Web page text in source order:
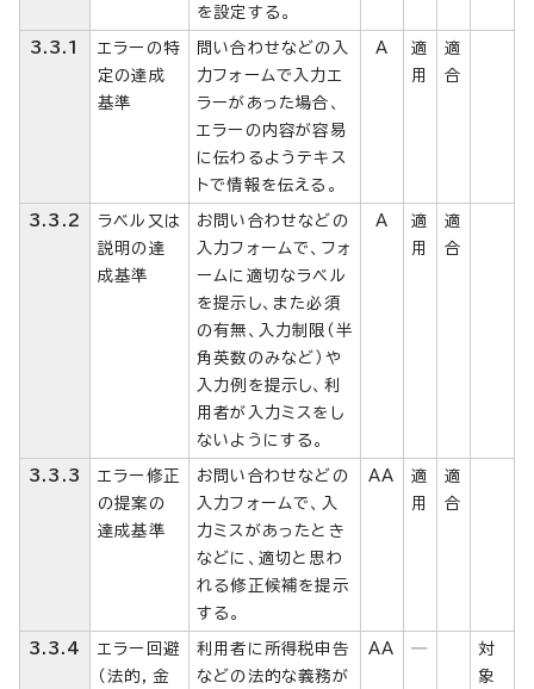
を設定する。
3.3.1
エラーの特
定の達成
基準
問い合わせなどの入
力フォームで入力エ
ラーがあった場合、
エラーの内容が容易
に伝わるようテキス
トで情報を伝える。
A
適
用
適
合
3.3.2
ラベル又は
説明の達
成基準
お問い合わせなどの
入力フォームで、フォ
ームに適切なラベル
を提示し、また必須
の有無、入力制限（半
角英数のみなど）や
入力例を提示し、利
用者が入力ミスをし
ないようにする。
A
適
用
適
合
3.3.3
エラー修正
の提案の
達成基準
お問い合わせなどの
入力フォームで、入
力ミスがあったとき
などに、適切と思わ
れる修正候補を提示
する。
AA
適
用
適
合
3.3.4
エラー回避
（法的，金
利用者に所得税申告
などの法的な義務が
AA ─
対
象